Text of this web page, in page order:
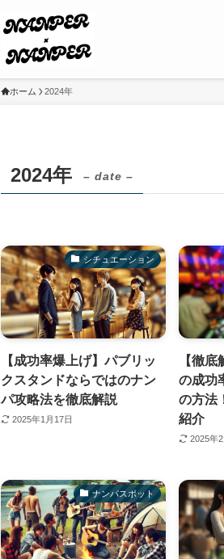
ホーム 2024年
2024年 – date –
シチュエーション
【成功率爆上げ】パブリッ
クスタンドならではのナン
パ攻略法を徹底解説
2025年1月17日
【徹
の成功
の方法
紹介
2025年
ナンパスポット